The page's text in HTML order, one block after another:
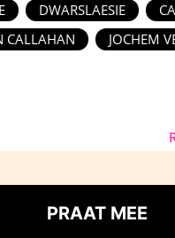
DWARSLAESIE
CALLAHAN
JOCHEM
PRAAT MEE